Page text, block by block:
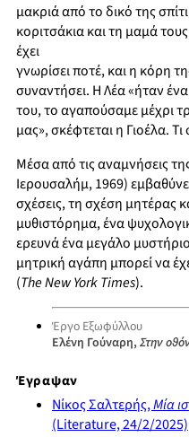
μακριά από το δικό της
κοριτσάκια και τη μαμά
έχει
γνωρίσει ποτέ, και η κόρη
συναντήσει. Η Λέα «ήταν ένα
του, το αγαπούσαμε μέχρι
μας», σκέφτεται η Γιοέλα.
Μέσα από τις αναμνήσεις
Ιερουσαλήμ, 1969)
σχέσεις, τη σχέση μητέρας
μυθιστόρημα, ένα
ερευνά ένα μεγάλο
μητρική αγάπη μπορεί να
(The New York Times).
Έργο Εξωφύλλου
Ελένη Γούναρη,Στην
Έγραψαν
Νίκος Σαλτερής,Μία
(Literature, 24/2/2025)